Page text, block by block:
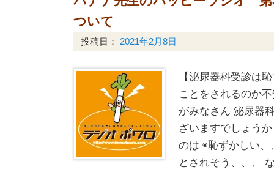
ついて
投稿日： 2021年2月8日
【泌尿器科受診は
ことをされるのか
がみなさん 泌尿器
ざいますでしょう
のは ◉恥ずかしい
とされそう、、、